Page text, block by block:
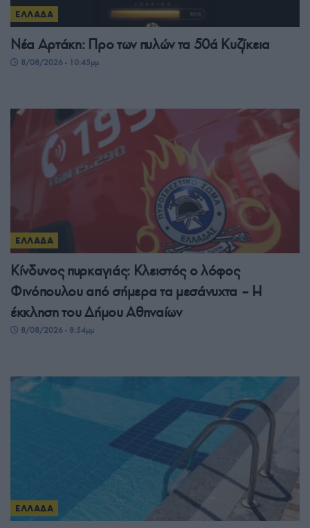
ΕΛΛΑΔΑ
Νέα Αρτάκη: Προ των πυλών τα 50ά Κυζίκεια
8/08/2026 - 10:45μμ
ΕΛΛΑΔΑ
Κίνδυνος πυρκαγιάς: Κλειστός ο λόφος
Φινόπουλου από σήμερα τα μεσάνυχτα – Η
έκκληση του Δήμου Αθηναίων
8/08/2026 - 8:54μμ
ΕΛΛΑΔΑ